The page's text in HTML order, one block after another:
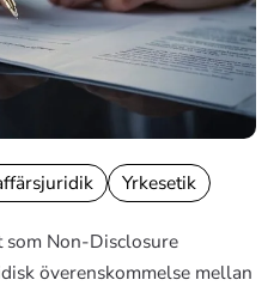
Yrkesetik
som Non-Disclosure
överenskommelse mellan